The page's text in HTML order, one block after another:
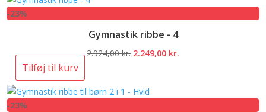
-23%
Gymnastik ribbe - 4
2.924,00kr. Den
var:
2.249,00 kr.
Tilføj til kurv
-23%